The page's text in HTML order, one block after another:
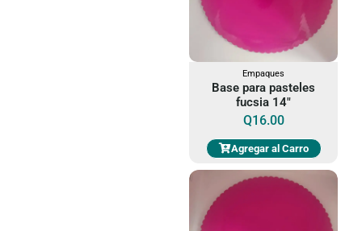
Empaques
Base para pasteles
fucsia 14"
Q16.00
Agregar al Carro